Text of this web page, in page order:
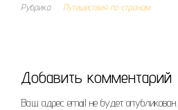
Рубрика Путешествия по странам
Добавить комментарий
Ваш адрес email не будет опубликован.